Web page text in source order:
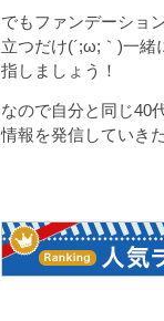
でもファンデーショ
立つだけ(´;ω;｀)一緒
指しましょう！
なので自分と同じ40
情報を発信していき